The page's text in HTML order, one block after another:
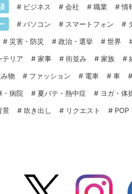
# ビジネス # 会社 # 職業 #情
# パソコン # スマートフォン #
# 災害・防災 # 政治・選挙 # 世界
テリア # 家事 # 街並み # 家族 #
物 # ファッション # 電車 # 車 #
・病院 # 夏バテ・熱中症 # ヨガ・体
景 # 吹き出し # リクエスト # POP